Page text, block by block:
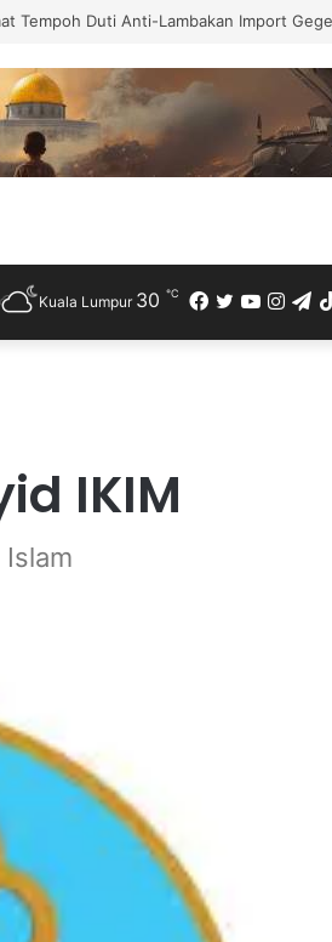
Tempoh Duti Anti-Lambakan Import
Twitter
Facebook
Kuala Lumpur 30 ℃
IKIM